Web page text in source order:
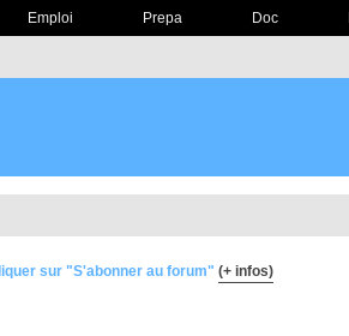
Emploi Prepa Doc
sur "S'abonner au forum" (+ infos)